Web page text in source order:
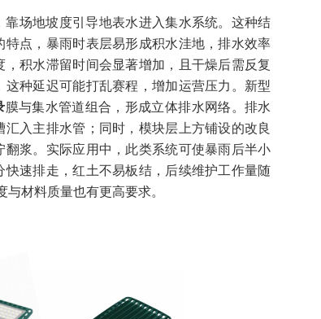
场地坡度引导地表水进入集水系统。这种结
点，暴雨时表层易形成积水洼地，排水效率
积水滞留时间会显著增加，且干燥后需反复
种延迟可能打乱赛程，增加运营压力。新型
膜与集水管道组合，形成立体排水网络。排水
入主排水管；同时，模块层上方铺设的改良
浆。实际应用中，此类系统可使暴雨后半小
速排走，红土不易板结，后续维护工作量随
材料质量也有更高要求。